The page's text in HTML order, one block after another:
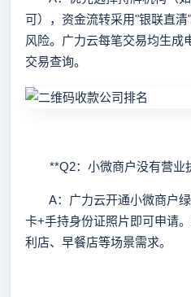
可），资金流转采用"银联直
风险。广力云每笔交易均生成
交易查询。
**Q2：小微商户没有营业
A：广力云开通小微商户绿
卡+手持身份证照片即可申请
利店、早餐店等场景需求。